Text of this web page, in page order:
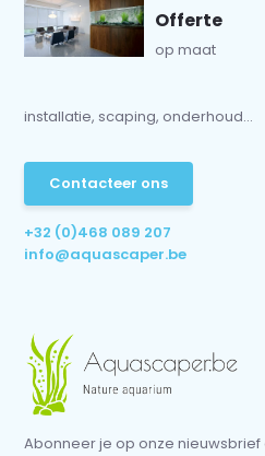
Offerte
op maat
installatie, scaping, onderhoud...
Contacteer ons
+32 (0)468 089 207
info@aquascaper.be
Abonneer je op onze